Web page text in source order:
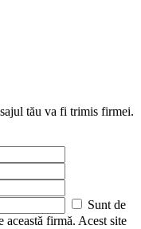
tău va fi trimis firmei.
Sunt de
această firmă. Acest site